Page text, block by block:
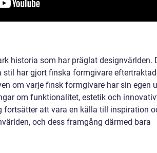
historia som har präglat designvärlden.
har gjort finska formgivare
om varje finsk formgivare har sin egen
om funktionalitet, estetik och
fortsätter att vara en källa till inspiration
och dess framgång därmed bara